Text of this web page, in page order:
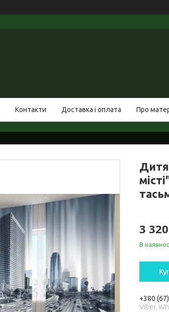
Контакти Доставка і оплата Про
3
В
+380
Viber,